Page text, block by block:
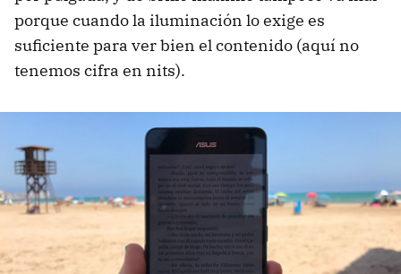
porque cuando la iluminación lo exige es
suficiente para ver bien el contenido (aquí no
tenemos cifra en nits).